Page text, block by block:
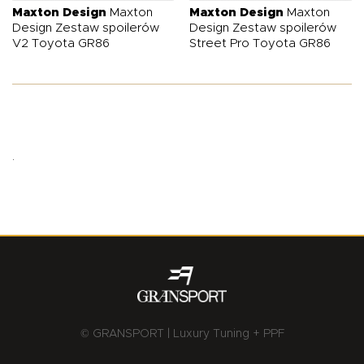
Maxton Design Maxton
Design Zestaw spoilerów
V2 Toyota GR86
Maxton Design Maxton
Design Zestaw spoilerów
Street Pro Toyota GR86
.
© GRANSPORT | Luxury Tuning + PPF